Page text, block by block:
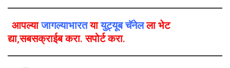
आपल्याजागल्याभारतयायुट्यूब चॅनेलला भेट
द्या,सबसक्राईब करा. सपोर्ट करा.